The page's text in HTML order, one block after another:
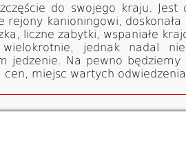
do swojego kraju.
rejony kanioningowi,
liczne zabytki, wspaniałe
wielokrotnie, jednak nadal
jedzenie. Na pewno
miejsc wartych